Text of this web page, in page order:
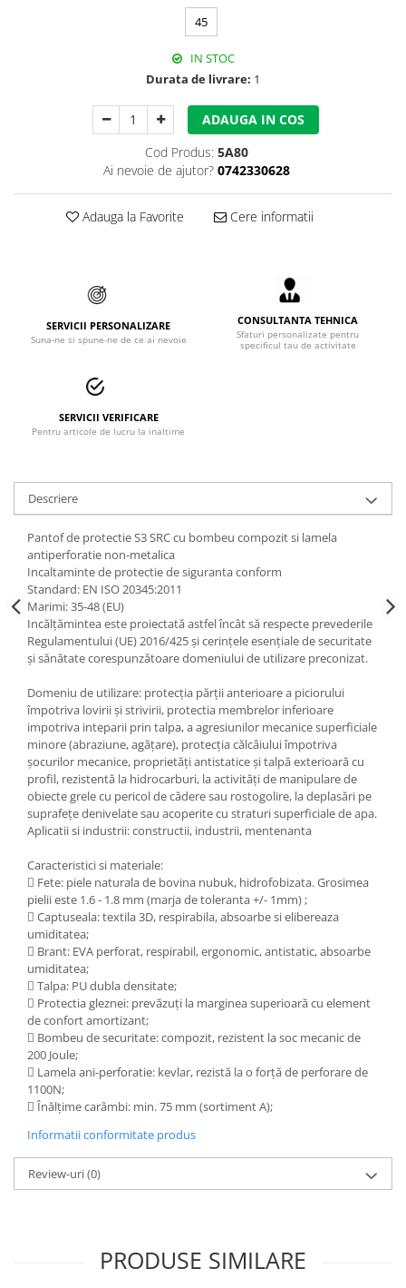
Puncte de ancorare
Incaltaminte
Pantofi de protectie
Bocanci de protectie
Accesorii
Incaltaminte alba de protectie
Pantofi fara protectie
Protectie chimica
Saboti
Manusi
Manecute
Manusi fibre speciale
Manusi fibre speciale impregnate
Manusi latex
Manusi neopren
Manusi nitril
Manusi piele
Manusi PVC
Manusi textil
Manusi tricot impregnat
Manusi zale
Outdoor
Imbracaminte Outdoor
Incaltaminte Outdoor
Curatenie si igiena
45
IN STOC
Durata de livrare: 1
ADAUGA IN COS
Cod Produs: 5A80
Ai nevoie de ajutor? 0742330628
Adauga la Favorite Cere informatii
SERVICII PERSONALIZARE
Suna-ne si spune-ne de ce ai nevoie
CONSULTANTA TEHNICA
Sfaturi personalizate pentru
specificul tau de activitate
SERVICII VERIFICARE
Pentru articole de lucru la inaltime
Descriere
Pantof de protectie S3 SRC cu bombeu compozit si lamela
antiperforatie non-metalica
Incaltaminte de protectie de siguranta conform
Standard: EN ISO 20345:2011
Marimi: 35-48 (EU)
Incălţămintea este proiectată astfel încât să respecte prevederile
Regulamentului (UE) 2016/425 şi cerinţele esenţiale de securitate
şi sănătate corespunzătoare domeniului de utilizare preconizat.
Domeniu de utilizare: protecţia părţii anterioare a piciorului
împotriva lovirii şi strivirii, protectia membrelor inferioare
impotriva inteparii prin talpa, a agresiunilor mecanice superficiale
minore (abraziune, agăţare), protecţia călcâiului împotriva
şocurilor mecanice, proprietăţi antistatice şi talpă exterioară cu
profil, rezistentă la hidrocarburi, la activităţi de manipulare de
obiecte grele cu pericol de cădere sau rostogolire, la deplasări pe
suprafeţe denivelate sau acoperite cu straturi superficiale de apa.
Aplicatii si industrii: constructii, industrii, mentenanta
Caracteristici si materiale:
 Fete: piele naturala de bovina nubuk, hidrofobizata. Grosimea
pielii este 1.6 - 1.8 mm (marja de toleranta +/- 1mm) ;
 Captuseala: textila 3D, respirabila, absoarbe si elibereaza
umiditatea;
 Brant: EVA perforat, respirabil, ergonomic, antistatic, absoarbe
umiditatea;
 Talpa: PU dubla densitate;
 Protectia gleznei: prevăzuţi la marginea superioară cu element
de confort amortizant;
 Bombeu de securitate: compozit, rezistent la soc mecanic de
200 Joule;
 Lamela ani-perforatie: kevlar, rezistă la o forţă de perforare de
1100N;
 Înălţime carâmbi: min. 75 mm (sortiment A);
Informatii conformitate produs
Review-uri(0)
PRODUSE SIMILARE